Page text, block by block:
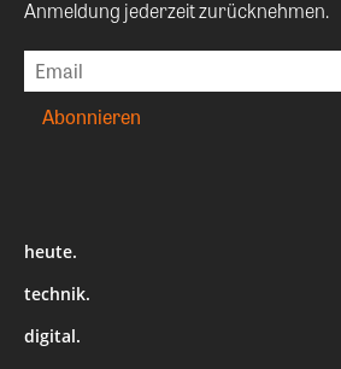
Anmeldung jederzeit zurücknehmen.
heute.
technik.
digital.